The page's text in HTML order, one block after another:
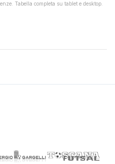
Tabella completa su tablet e desktop.